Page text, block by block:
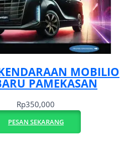
MOBILIO
PAMEKASAN
Rp350,000
PESAN SEKARANG